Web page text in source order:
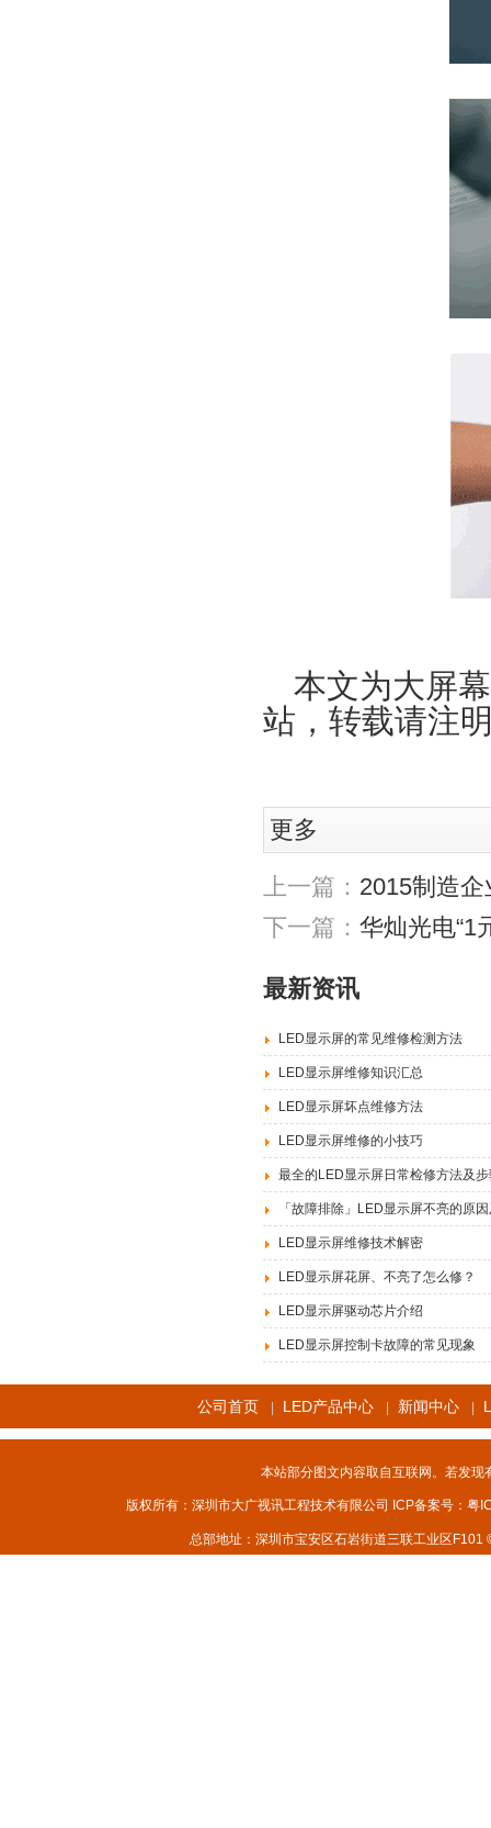
本文为大屏
站，转载请注
更多
上一篇： 2015制造
下一篇： 华灿光电“1
最新资讯
LED显示屏的常见维修检测方法
LED显示屏维修知识汇总
LED显示屏坏点维修方法
LED显示屏维修的小技巧
最全的LED显示屏日常检修方法及
「故障排除」LED显示屏不亮的原
LED显示屏维修技术解密
LED显示屏花屏、不亮了怎么修？
LED显示屏驱动芯片介绍
LED显示屏控制卡故障的常见现象
公司首页 LED产品中心 新闻中心
本站部分图文内容取自互联网。若发
版权所有：深圳市大广视讯工程技术有限公司 ICP备案号： 粤
总部地址：深圳市宝安区石岩街道三联工业区